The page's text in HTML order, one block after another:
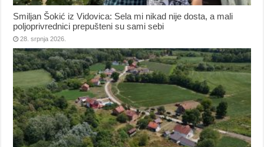
Smiljan Šokić iz Vidovica: Sela mi nikad nije dosta, a mali
poljoprivrednici prepušteni su sami sebi
28. srpnja 2026.